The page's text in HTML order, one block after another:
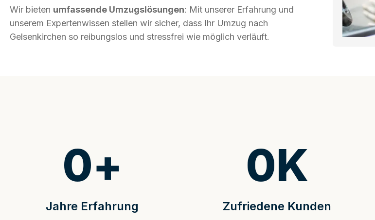
Wir bieten umfassende Umzugslösungen: Mit unserer Erfahrung und
unserem Expertenwissen stellen wir sicher, dass Ihr Umzug nach
Gelsenkirchen so reibungslos und stressfrei wie möglich verläuft.
Jahre Erfahrung
0+
Zufriedene Kunden
0K